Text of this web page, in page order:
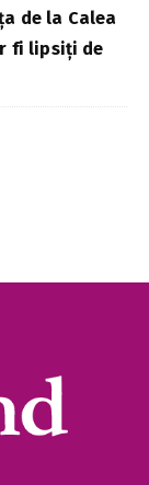
de la Calea
fi lipsiți de